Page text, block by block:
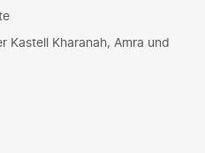
Kastell Kharanah, Amra und